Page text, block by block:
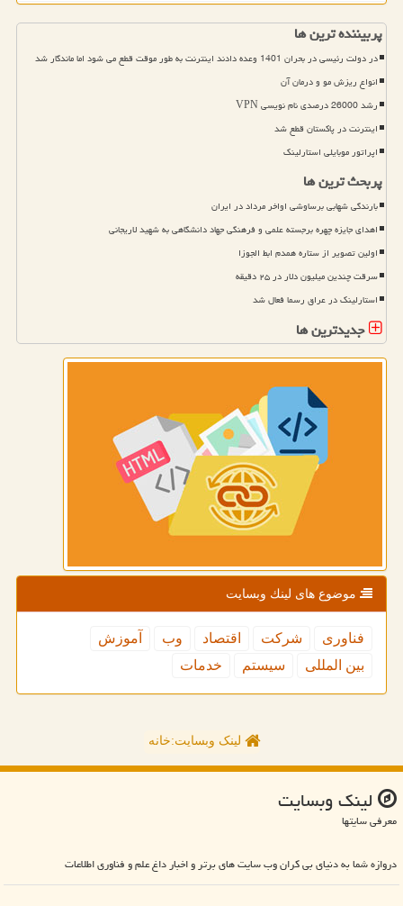
پربیننده ترین ها
در دولت رئیسی در بحران 1401 وعده دادند اینترنت به طور موقت قطع می شود اما ماندگار شد
انواع ریزش مو و درمان آن
رشد 26000 درصدی نام نویسی VPN
اینترنت در پاکستان قطع شد
اپراتور موبایلی استارلینک
پربحث ترین ها
بارندگی شهابی برساوشی اواخر مرداد در ایران
اهدای جایزه چهره برجسته علمی و فرهنگی جهاد دانشگاهی به شهید لاریجانی
اولین تصویر از ستاره همدم ابط الجوزا
سرقت چندین میلیون دلار در ۲۵ دقیقه
استارلینک در عراق رسما فعال شد
جدیدترین ها
موضوع های لینك وبسایت
فناوری شركت اقتصاد وب
آموزش
بین المللی
سیستم خدمات
لینک وبسایت:خانه
لینك وبسایت
معرفی سایتها
دروازه شما به دنیای بی کران وب سایت های برتر و اخبار داغ علم و فناوری اطلاعات